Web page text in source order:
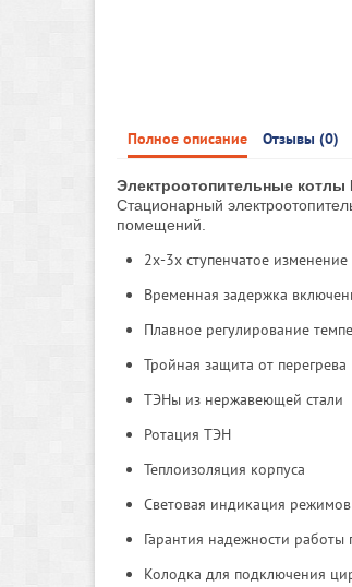
Полное описание Отзывы (0)
Электроотопительные
Стационарный
помещений.
2х-3х ступенчатое
Временная задержка
Плавное регулирование
Тройная защита от перегрева
ТЭНы из нержавеющей стали
Ротация ТЭН
Теплоизоляция корпуса
Световая индикация
Гарантия надежности
Колодка для подключения